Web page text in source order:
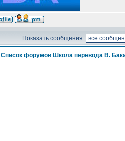
Показать сообщения:
Список форумов Школа перевода В.